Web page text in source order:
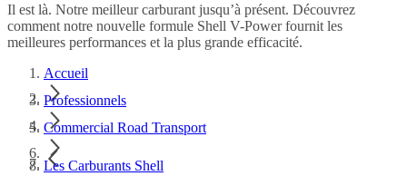
Il est là. Notre meilleur carburant jusqu’à présent. Découvrez
comment notre nouvelle formule Shell V-Power fournit les
meilleures performances et la plus grande efficacité.
Accueil
Professionnels
Commercial Road Transport
Les Carburants Shell